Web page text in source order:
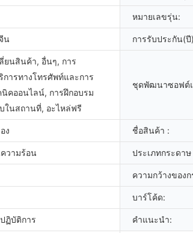
หมายเลขรุ่น:
น การรับประกัน(ปี
ยนสินค้า, อื่นๆ, การ
ารทางโทรศัพท์และการ
คออนไลน์, การฝึกอบรม
ในสถานที่, อะไหล่ฟรี
ชุดพัฒนาซอฟต์
ง ชื่อสินค้า :
วามร้อน ประเภทกระดาษ
ความกว้างของ
บาร์โค้ด:
ฏิบัติการ คำแนะนำ: